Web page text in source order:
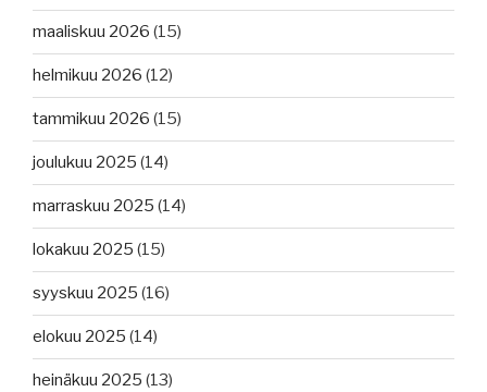
maaliskuu 2026 (15)
helmikuu 2026 (12)
tammikuu 2026 (15)
joulukuu 2025 (14)
marraskuu 2025 (14)
lokakuu 2025 (15)
syyskuu 2025 (16)
elokuu 2025 (14)
heinäkuu 2025 (13)